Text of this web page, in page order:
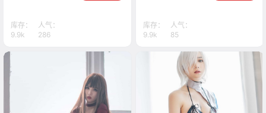
库存：
9.9k
人气：
286
库存：
9.9k
人气：
85